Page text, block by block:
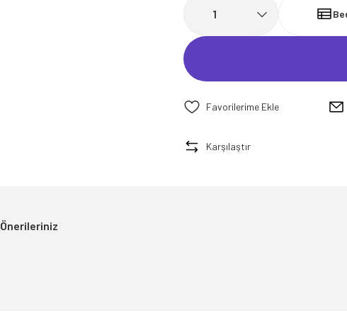
Karşılaştır
Önerileriniz